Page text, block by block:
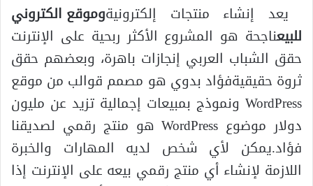
يعد إنشاء منتجات إلكترونيةوموقع الكتروني
للبيعناجحة هو المشروع الأكثر ربحية على الإنترنت
حقق الشباب العربي إنجازات باهرة، وبعضهم حقق
ثروة حقيقيةفؤاد بدوي هو مصمم قوالب من موقع
WordPress ونموذج بمبيعات إجمالية تزيد عن مليون
دولار موضوع WordPress هو منتج رقمي لصديقنا
فؤاد.يمكن لأي شخص لديه المهارات والخبرة
اللازمة لإنشاء أي منتج رقمي بيعه على الإنترنت إذا